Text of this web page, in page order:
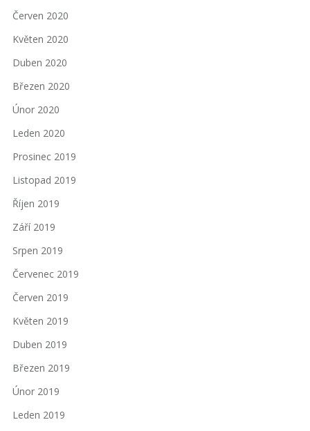
Červen 2020
Květen 2020
Duben 2020
Březen 2020
Únor 2020
Leden 2020
Prosinec 2019
Listopad 2019
Říjen 2019
Září 2019
Srpen 2019
Červenec 2019
Červen 2019
Květen 2019
Duben 2019
Březen 2019
Únor 2019
Leden 2019